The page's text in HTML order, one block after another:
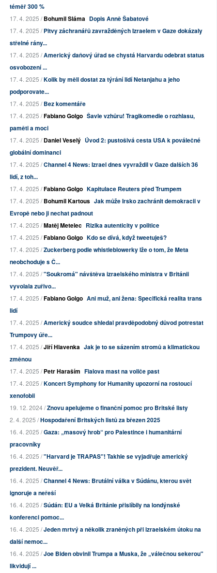
téměř 300 %
17. 4. 2025 /Bohumil Sláma Dopis Anně Šabatové
17. 4. 2025 /Pitvy záchranářů zavražděných Izraelem v Gaze dokázaly
střelné rány...
17. 4. 2025 /Americký daňový úřad se chystá Harvardu odebrat status
osvobození ...
17. 4. 2025 /Kolik by měli dostat za týrání lidí Netanjahu a jeho
podporovate...
17. 4. 2025 /Bez komentáře
17. 4. 2025 /Fabiano Golgo Šavle vzhůru! Tragikomedie o rozhlasu,
paměti a moci
17. 4. 2025 /Daniel Veselý Úvod 2: pustošivá cesta USA k poválečné
globální dominanci
17. 4. 2025 /Channel 4 News: Izrael dnes vyvraždil v Gaze dalších 36
lidí, z toh...
17. 4. 2025 /Fabiano Golgo Kapitulace Reuters před Trumpem
17. 4. 2025 /Bohumil Kartous Jak může Irsko zachránit demokracii v
Evropě nebo ji nechat padnout
17. 4. 2025 /Matěj Metelec Rizika autenticity v politice
17. 4. 2025 /Fabiano Golgo Kdo se dívá, když tweetuješ?
17. 4. 2025 /Zuckerberg podle whistleblowerky lže o tom, že Meta
neobchoduje s Č...
17. 4. 2025 /"Soukromá" návštěva izraelského ministra v Británii
vyvolala zuřivo...
17. 4. 2025 /Fabiano Golgo Ani muž, ani žena: Specifická realita trans
lidí
17. 4. 2025 /Americký soudce shledal pravděpodobný důvod potrestat
Trumpovy úře...
17. 4. 2025 /Jiří Hlavenka Jak je to se sázením stromů a klimatickou
změnou
17. 4. 2025 /Petr Haraším Fialova mast na voliče past
17. 4. 2025 /Koncert Symphony for Humanity upozorní na rostoucí
xenofobii
19. 12. 2024 /Znovu apelujeme o finanční pomoc pro Britské listy
2. 4. 2025 /Hospodaření Britských listů za březen 2025
16. 4. 2025 /Gaza: „masový hrob“ pro Palestince i humanitární
pracovníky
16. 4. 2025 /"Harvard je TRAPAS"! Takhle se vyjadřuje americký
prezident. Neuvěř...
16. 4. 2025 /Channel 4 News: Brutální válka v Súdánu, kterou svět
ignoruje a neřeší
16. 4. 2025 /Súdán: EU a Velká Británie přislíbily na londýnské
konferenci pomoc...
16. 4. 2025 /Jeden mrtvý a několik zraněných při izraelském útoku na
další nemoc...
16. 4. 2025 /Joe Biden obvinil Trumpa a Muska, že „válečnou sekerou"
likvidují ...